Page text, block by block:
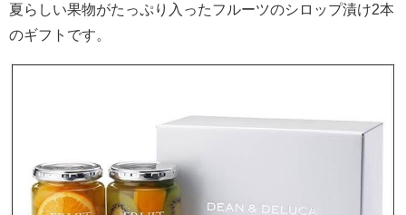
夏らしい果物がたっぷり入ったフルーツのシロップ漬け2本
のギフトです。